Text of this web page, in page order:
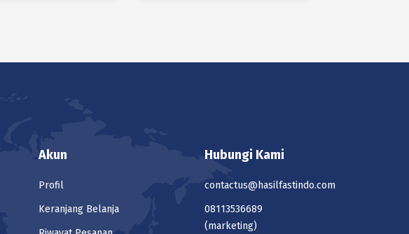
Akun
Profil
Keranjang Belanja
Hubungi Kami
contactus@hasilfastindo.com
08113536689
(marketing)